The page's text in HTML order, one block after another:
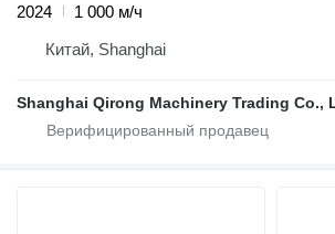
2024
1 000 м/ч
Китай, Shanghai
Shanghai Qirong Machinery Trading Co.,